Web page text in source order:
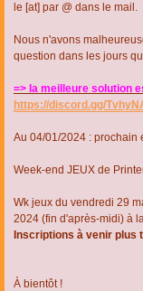
le [at] par @ dans le mail.
Nous n'avons
question dans les jours
=> la meilleure solution
https://discord.gg/
Au 04/01/2024 : prochain
Week-end JEUX de
Wk jeux du vendredi 29
2024 (fin d'après-midi) à
Inscriptions à venir plus
À bientôt !